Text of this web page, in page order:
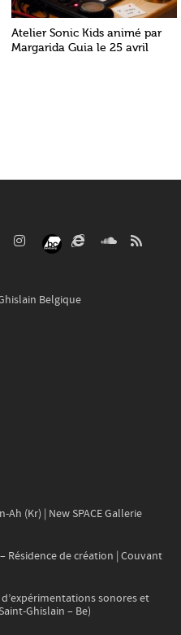
Atelier Sonic Kids animé par
Margarida Guia le 25 avril
Belgique
(Kr) | New SPACE Gallerie
Résidence de création | Couvant
d’expérimentations sonores et
Ghislain – Be)